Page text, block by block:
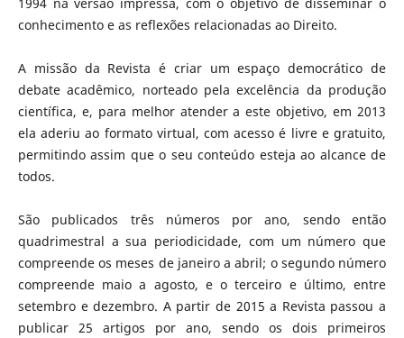
1994 na versão impressa, com o objetivo de disseminar o
conhecimento e as reflexões relacionadas ao Direito.
A missão da Revista é criar um espaço democrático de
debate acadêmico, norteado pela excelência da produção
científica, e, para melhor atender a este objetivo, em 2013
ela aderiu ao formato virtual, com acesso é livre e gratuito,
permitindo assim que o seu conteúdo esteja ao alcance de
todos.
São publicados três números por ano, sendo então
quadrimestral a sua periodicidade, com um número que
compreende os meses de janeiro a abril; o segundo número
compreende maio a agosto, e o terceiro e último, entre
setembro e dezembro. A partir de 2015 a Revista passou a
publicar 25 artigos por ano, sendo os dois primeiros